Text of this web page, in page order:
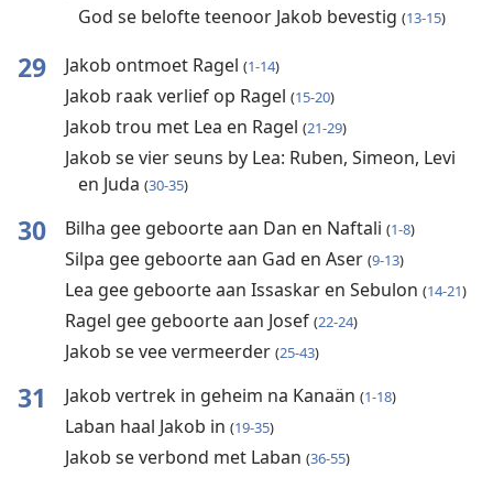
God se belofte teenoor Jakob bevestig (13-15)
29 Jakob ontmoet Ragel (1-14)
Jakob raak verlief op Ragel (15-20)
Jakob trou met Lea en Ragel (21-29)
Jakob se vier seuns by Lea: Ruben, Simeon, Levi
en Juda (30-35)
30 Bilha gee geboorte aan Dan en Naftali (1-8)
Silpa gee geboorte aan Gad en Aser (9-13)
Lea gee geboorte aan Issaskar en Sebulon (14-21)
Ragel gee geboorte aan Josef (22-24)
Jakob se vee vermeerder (25-43)
31 Jakob vertrek in geheim na Kanaän (1-18)
Laban haal Jakob in (19-35)
Jakob se verbond met Laban (36-55)